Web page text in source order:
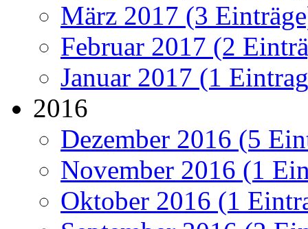
März 2017 (3
Februar 2017 (2
Januar 2017 (1
2016
Dezember 2016 (5
November 2016 (1
Oktober 2016 (1